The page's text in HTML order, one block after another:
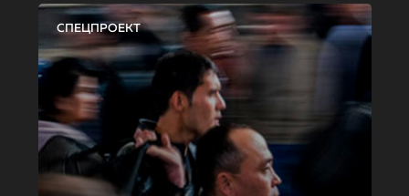
СПЕЦПРОЕКТ